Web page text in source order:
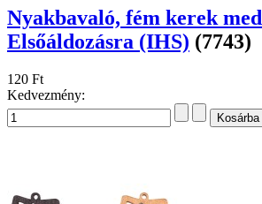
Nyakbavaló, fém kerek
Elsőáldozásra (IHS) (7743)
120 Ft
Kedvezmény: